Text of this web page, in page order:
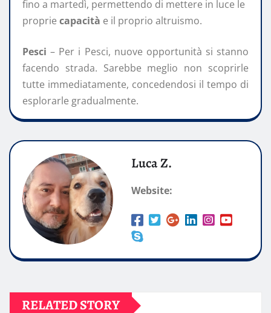
fino a martedì, permettendo di mettere in luce le
proprie capacità e il proprio altruismo.
Pesci – Per i Pesci, nuove opportunità si stanno
facendo strada. Sarebbe meglio non scoprirle
tutte immediatamente, concedendosi il tempo di
esplorarle gradualmente.
Luca Z.
Website:
RELATED STORY